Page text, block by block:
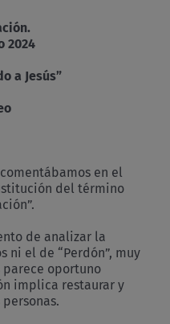
a Jesús”
en el
del término
de analizar la
ni el de “Perdón”, muy
parece oportuno
implica restaurar y